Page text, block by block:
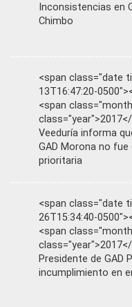
Inconsistencias en
Chimbo
<span class="date
13T16:47:20-
<span
Veeduría informa
GAD Morona no
prioritaria
<span class="date
26T15:34:40-
<span
Presidente de GAD
incumplimiento en